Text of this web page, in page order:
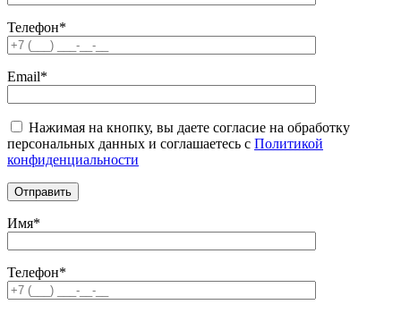
Телефон*
Email*
Нажимая на кнопку, вы даете согласие на обработку
персональных данных и соглашаетесь c Политикой
конфиденциальности
Имя*
Телефон*